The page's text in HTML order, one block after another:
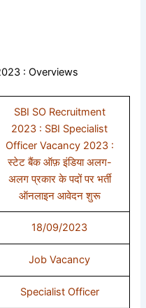
: Overviews
SBI SO Recruitment
2023 : SBI Specialist
Officer Vacancy 2023 :
स्टेट बैंक ऑफ़ इंडिया अलग-
अलग प्रकार के पदों पर भर्ती
ऑनलाइन आवेदन शुरू
18/09/2023
Job Vacancy
Specialist Officer